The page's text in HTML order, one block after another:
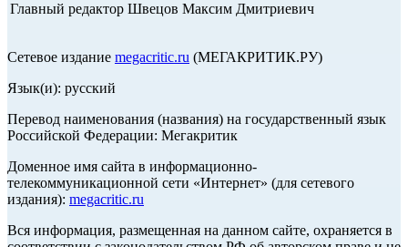
Главный редактор Швецов Максим Дмитриевич
Сетевое издание megacritic.ru (МЕГАКРИТИК.РУ)
Язык(и): русский
Перевод наименования (названия) на государственный язык
Российской Федерации: Мегакритик
Доменное имя сайта в информационно-
телекоммуникационной сети «Интернет» (для сетевого
издания): megacritic.ru
Вся информация, размещенная на данном сайте, охраняется в